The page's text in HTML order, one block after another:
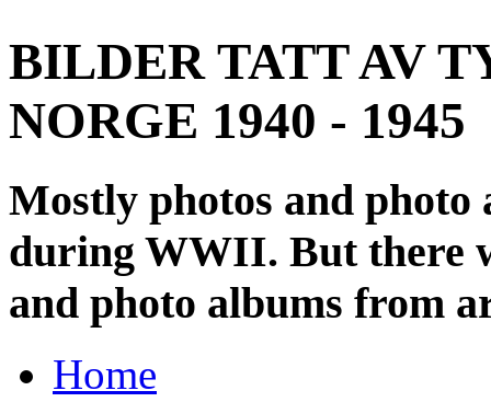
BILDER TATT AV
NORGE 1940 - 1945
Mostly photos and
during WWII. But there
and photo albums from
Home